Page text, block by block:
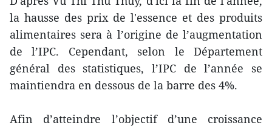
la hausse des prix de l'essence et des produits
alimentaires sera à l’origine de l’augmentation
de l’IPC. Cependant, selon le Département
général des statistiques, l’IPC de l’année se
maintiendra en dessous de la barre des 4%.
Afin d’atteindre l’objectif d’une croissance